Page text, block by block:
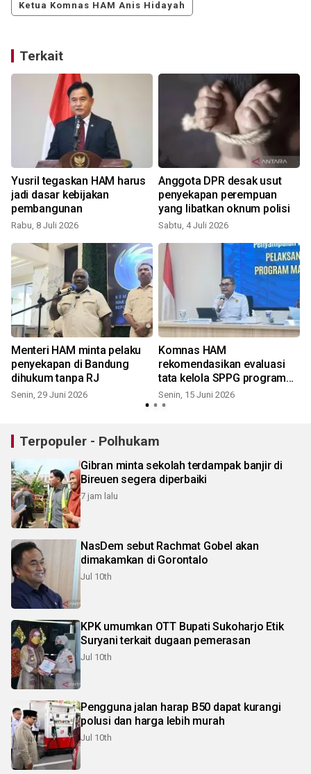
Ketua Komnas HAM Anis Hidayah
Terkait
Yusril tegaskan HAM harus
jadi dasar kebijakan
pembangunan
Rabu, 8 Juli 2026
Anggota DPR desak usut
penyekapan perempuan
yang libatkan oknum polisi
Sabtu, 4 Juli 2026
Menteri HAM minta pelaku
penyekapan di Bandung
dihukum tanpa RJ
Senin, 29 Juni 2026
Komnas HAM
rekomendasikan evaluasi
tata kelola SPPG program
MBG
Senin, 15 Juni 2026
Terpopuler - Polhukam
Gibran minta sekolah terdampak banjir di
Bireuen segera diperbaiki
7 jam lalu
NasDem sebut Rachmat Gobel akan
dimakamkan di Gorontalo
Jul 10th
KPK umumkan OTT Bupati Sukoharjo Etik
Suryani terkait dugaan pemerasan
Jul 10th
Pengguna jalan harap B50 dapat kurangi
polusi dan harga lebih murah
Jul 10th